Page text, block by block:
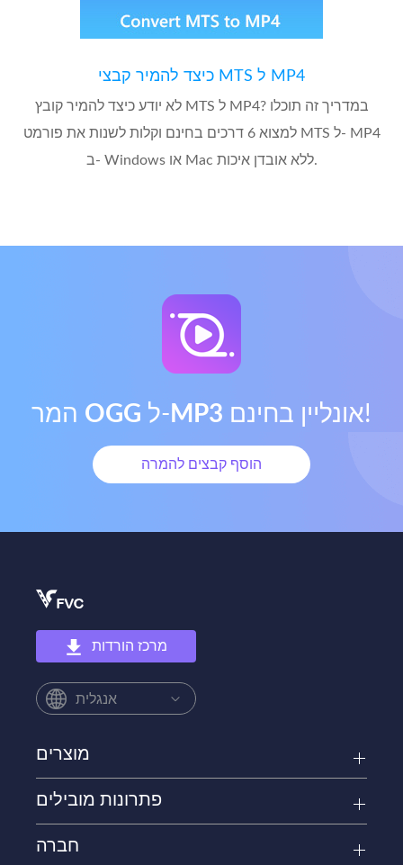
כיצד להמיר קבצי MTS ל MP4
לא יודע כיצד להמיר קובץ MTS ל MP4? במדריך זה תוכלו
למצוא 6 דרכים בחינם וקלות לשנות את פורמט MTS ל- MP4
ב- Windows או Mac ללא אובדן איכות.
OGG ל‑ MP3 אונליין בחינם!
הוסף קבצים להמרה
מרכז הורדות
אנגלית
מוצרים
פתרונות מובילים
חברה